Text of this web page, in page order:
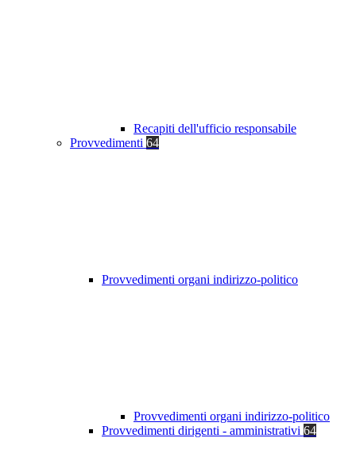
Recapiti dell'ufficio responsabile
Provvedimenti 64
Provvedimenti organi indirizzo-politico
Provvedimenti organi indirizzo-politico
Provvedimenti dirigenti - amministrativi 64